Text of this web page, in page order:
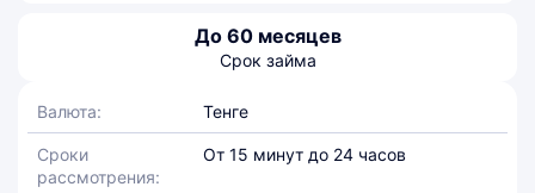
До 60 месяцев
Срок займа
Валюта: Тенге
Сроки
рассмотрения:
От 15 минут до 24 часов